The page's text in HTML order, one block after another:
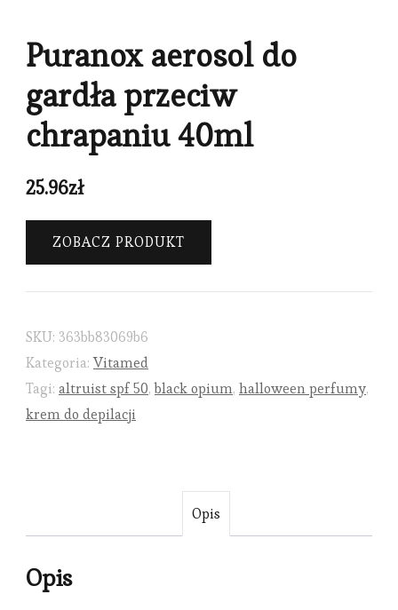
Puranox aerosol do
gardła przeciw
chrapaniu 40ml
25.96zł
ZOBACZ PRODUKT
SKU: 363bb83069b6
Kategoria:Vitamed
Tagi: altruist spf 50,black opium, halloween perfumy,
krem do depilacji
Opis
Opis